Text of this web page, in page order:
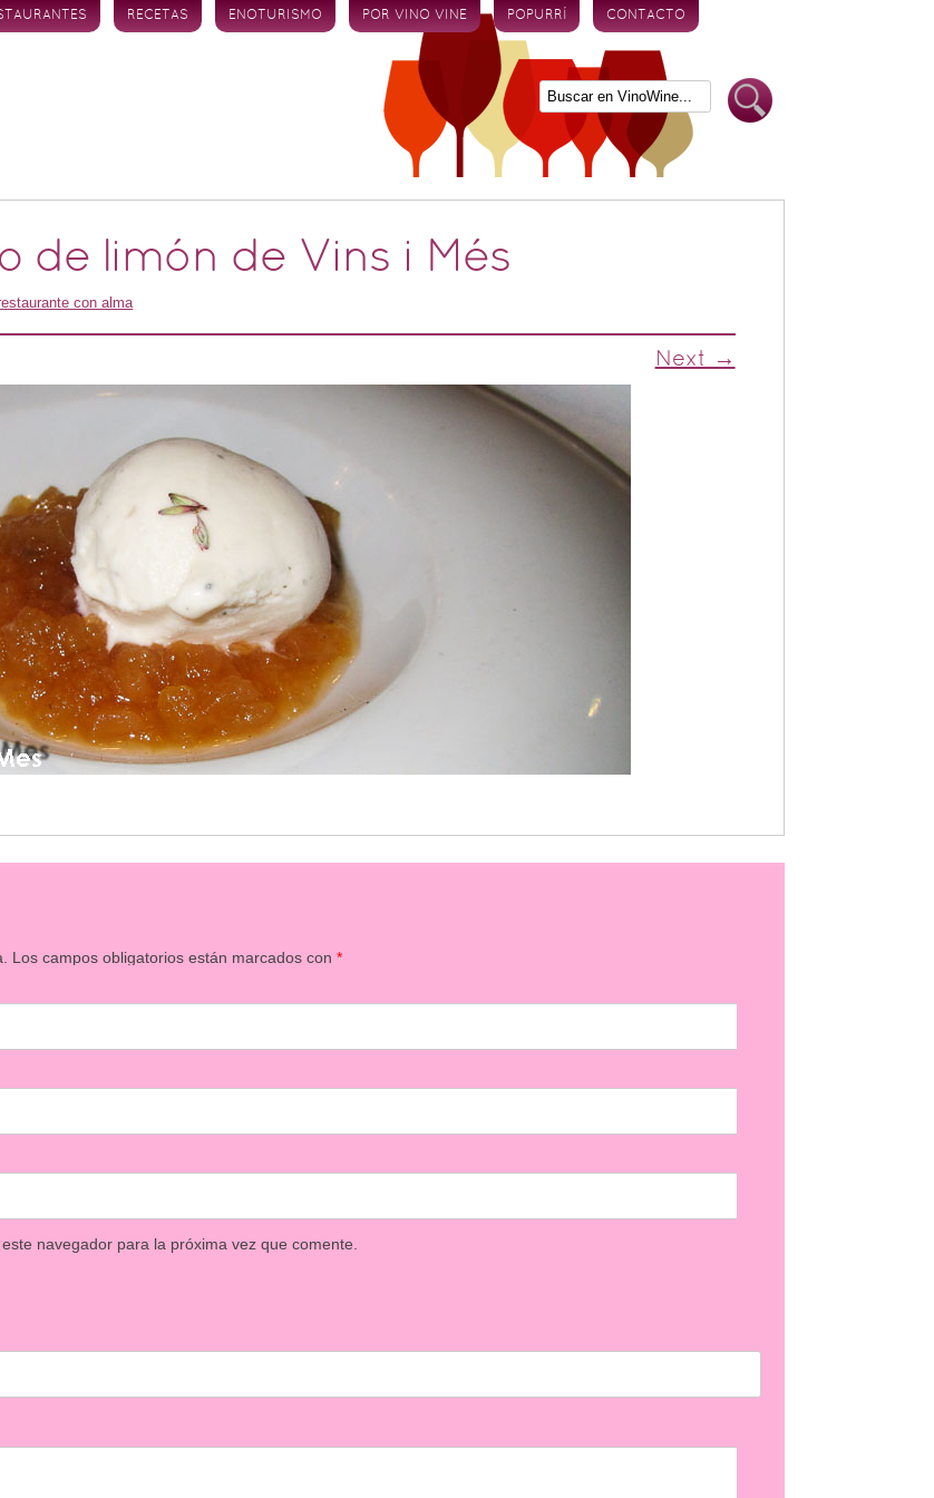
RECETAS ENOTURISMO POR VINO VINE POPURRÍ CONTACTO
de limón de Vins i Més
con alma
Next →
Los campos obligatorios están marcados con*
navegador para la próxima vez que comente.